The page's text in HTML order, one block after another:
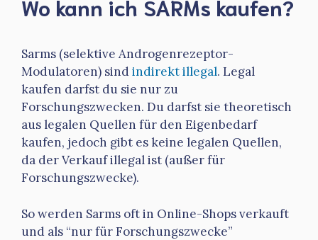
Wo kann ich SARMs kaufen?
Sarms (selektive Androgenrezeptor-
Modulatoren) sindindirekt illegal. Legal
kaufen darfst du sie nur zu
Forschungszwecken. Du darfst sie theoretisch
aus legalen Quellen für den Eigenbedarf
kaufen, jedoch gibt es keine legalen Quellen,
da der Verkauf illegal ist (außer für
Forschungszwecke).
So werden Sarms oft in Online-Shops verkauft
und als “nur für Forschungszwecke”